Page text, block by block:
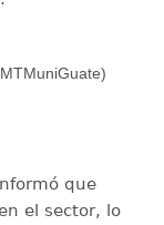
que
el sector, lo